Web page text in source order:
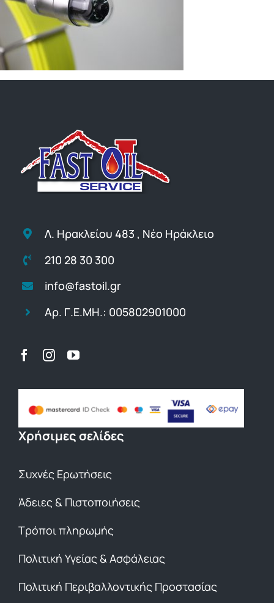
Λ. Ηρακλείου 483 , Νέο Ηράκλειο
210 28 30 300
info@fastoil.gr
Αρ. Γ.Ε.ΜΗ.: 005802901000
Χρήσιμες σελίδες
Συχνές Ερωτήσεις
Άδειες & Πιστοποιήσεις
Τρόποι πληρωμής
Πολιτική Υγείας & Ασφάλειας
Πολιτική Περιβαλλοντικής Προστασίας